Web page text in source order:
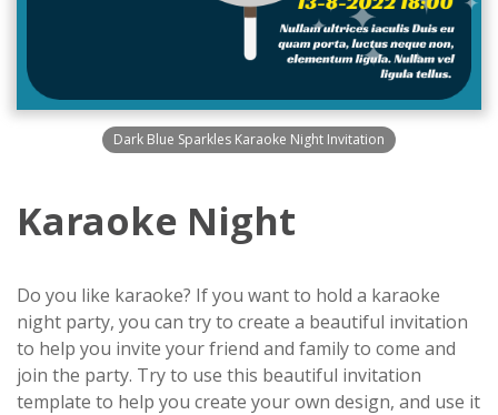
Dark Blue Sparkles Karaoke Night Invitation
Karaoke Night
Do you like karaoke? If you want to hold a karaoke
night party, you can try to create a beautiful invitation
to help you invite your friend and family to come and
join the party. Try to use this beautiful invitation
template to help you create your own design, and use it